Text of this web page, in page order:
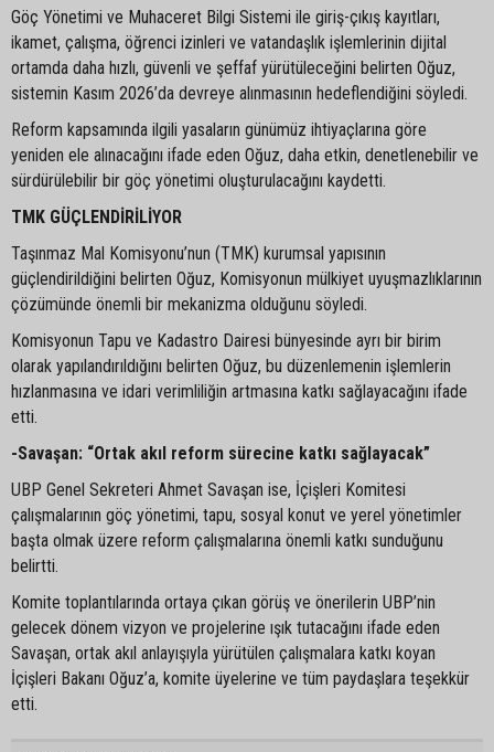
Göç Yönetimi ve Muhaceret Bilgi Sistemi ile giriş-çıkış kayıtları,
ikamet, çalışma, öğrenci izinleri ve vatandaşlık işlemlerinin dijital
ortamda daha hızlı, güvenli ve şeffaf yürütüleceğini belirten Oğuz,
sistemin Kasım 2026’da devreye alınmasının hedeflendiğini söyledi.
Reform kapsamında ilgili yasaların günümüz ihtiyaçlarına göre
yeniden ele alınacağını ifade eden Oğuz, daha etkin, denetlenebilir ve
sürdürülebilir bir göç yönetimi oluşturulacağını kaydetti.
TMK GÜÇLENDİRİLİYOR
Taşınmaz Mal Komisyonu’nun (TMK) kurumsal yapısının
güçlendirildiğini belirten Oğuz, Komisyonun mülkiyet uyuşmazlıklarının
çözümünde önemli bir mekanizma olduğunu söyledi.
Komisyonun Tapu ve Kadastro Dairesi bünyesinde ayrı bir birim
olarak yapılandırıldığını belirten Oğuz, bu düzenlemenin işlemlerin
hızlanmasına ve idari verimliliğin artmasına katkı sağlayacağını ifade
etti.
-Savaşan: “Ortak akıl reform sürecine katkı sağlayacak”
UBP Genel Sekreteri Ahmet Savaşan ise, İçişleri Komitesi
çalışmalarının göç yönetimi, tapu, sosyal konut ve yerel yönetimler
başta olmak üzere reform çalışmalarına önemli katkı sunduğunu
belirtti.
Komite toplantılarında ortaya çıkan görüş ve önerilerin UBP’nin
gelecek dönem vizyon ve projelerine ışık tutacağını ifade eden
Savaşan, ortak akıl anlayışıyla yürütülen çalışmalara katkı koyan
İçişleri Bakanı Oğuz’a, komite üyelerine ve tüm paydaşlara teşekkür
etti.